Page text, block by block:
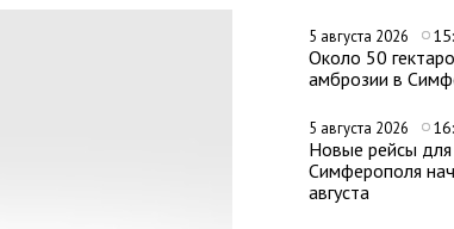
5 августа 2026
Около 50
амброзии в
5 августа 2026
Новые рейсы
Симферополя
августа